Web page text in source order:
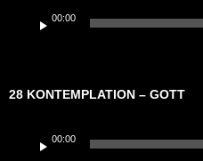
Player
00:00
28 KONTEMPLATION – GOTT
Player
00:00